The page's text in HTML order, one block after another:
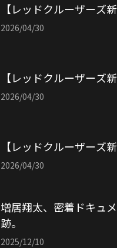
【レッドクルーザーズ
2026/04/30
【レッドクルーザーズ
2026/04/30
【レッドクルーザーズ
2026/04/30
増居翔太、密着ドキュ
跡。
2025/12/10